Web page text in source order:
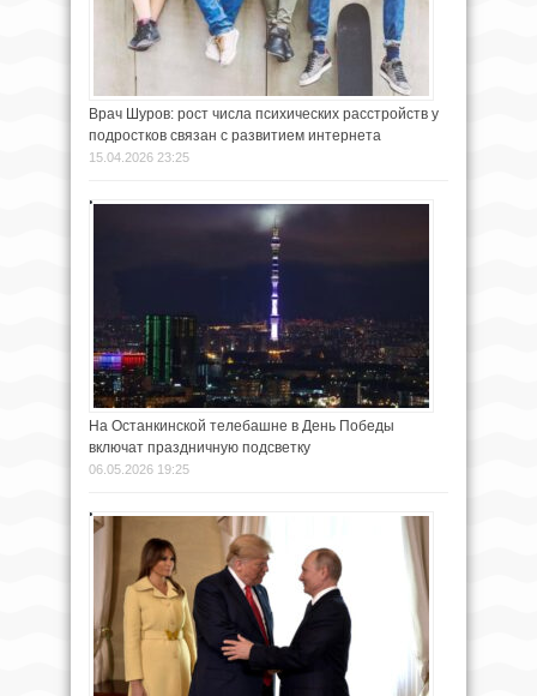
Врач Шуров: рост числа психических расстройств у
подростков связан с развитием интернета
15.04.2026 23:25
На Останкинской телебашне в День Победы
включат праздничную подсветку
06.05.2026 19:25